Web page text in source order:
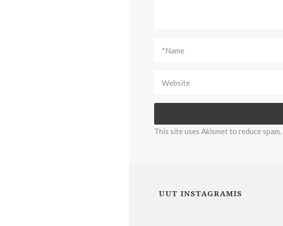
This site uses Akismet to reduce spam.
UUT INSTAGRAMIS